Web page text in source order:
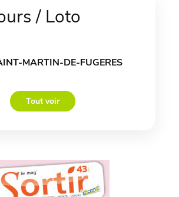
/ Loto
MARTIN-DE-FUGERES
Tout voir